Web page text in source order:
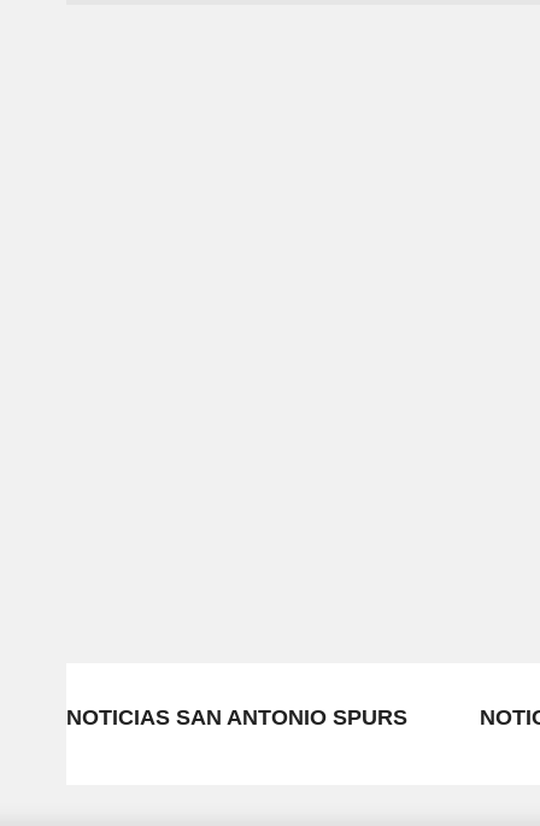
NOTICIAS SAN ANTONIO SPURS